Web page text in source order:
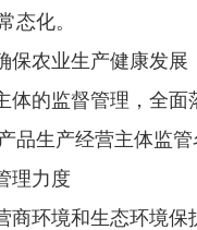
态化。
保农业生产健康发展
体的监督管理，全
品生产经营主体监
理力度
商环境和生态环境